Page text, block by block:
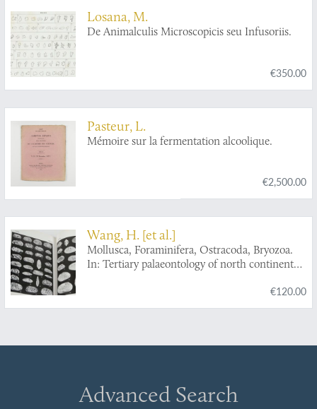
Losana, M.
De Animalculis Microscopicis seu Infusoriis.
€350.00
Pasteur, L.
Mémoire sur la fermentation alcoolique.
€2,500.00
Wang, H. [et al.]
Mollusca, Foraminifera, Ostracoda, Bryozoa.
In: Tertiary palaeontology of north continental
€120.00
Advanced Search